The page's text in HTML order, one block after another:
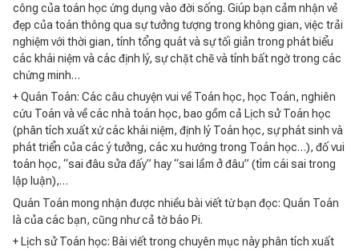
công của toán học ứng dụng vào đời sống. Giúp bạn cảm nhận vẻ
đẹp của toán thông qua sự tưởng tượng trong không gian, việc trải
nghiệm với thời gian, tính tổng quát và sự tối giản trong phát biểu
các khái niệm và các định lý, sự chặt chẽ và tính bất ngờ trong các
chứng minh…
+ Quán Toán: Các câu chuyện vui về Toán học, học Toán, nghiên
cứu Toán và về các nhà toán học, bao gồm cả Lịch sử Toán học
(phân tích xuất xứ các khái niệm, định lý Toán học, sự phát sinh và
phát triển của các ý tưởng, các xu hướng trong Toán học…), đố vui
toán học, “sai đâu sửa đấy” hay “sai lầm ở đâu” (tìm cái sai trong
lập luận),…
Quán Toán mong nhận được nhiều bài viết từ bạn đọc: Quán Toán
là của các bạn, cũng như cả tờ báo Pi.
+ Lịch sử Toán học: Bài viết trong chuyên mục này phân tích xuất